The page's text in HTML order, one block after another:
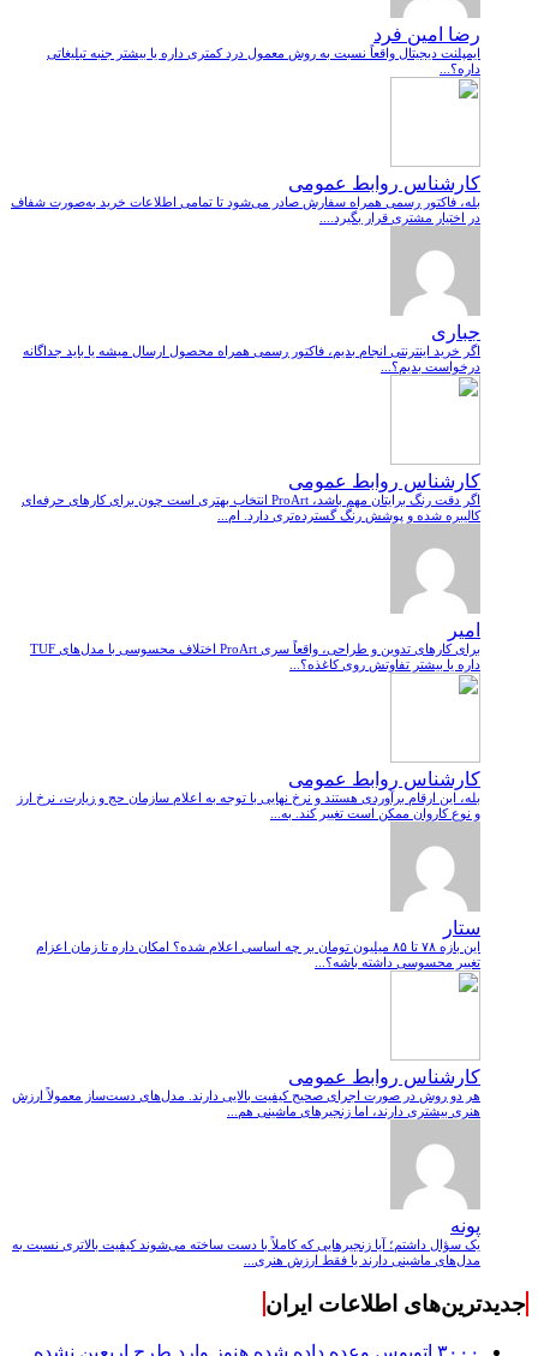
رضا امین فرد
ایمپلنت دیجیتال واقعاً نسبت به روش معمول درد کمتری داره یا بیشتر جنبه تبلیغاتی
داره؟...
کارشناس روابط عمومی
بله، فاکتور رسمی همراه سفارش صادر می‌شود تا تمامی اطلاعات خرید به‌صورت شفاف
در اختیار مشتری قرار بگیرد....
جباری
اگر خرید اینترنتی انجام بدیم، فاکتور رسمی همراه محصول ارسال میشه یا باید جداگانه
درخواست بدیم؟...
کارشناس روابط عمومی
اگر دقت رنگ برایتان مهم باشد، ProArt انتخاب بهتری است چون برای کارهای حرفه‌ای
کالیبره شده و پوشش رنگ گسترده‌تری دارد. ام...
امیر
برای کارهای تدوین و طراحی، واقعاً سری ProArt اختلاف محسوسی با مدل‌های TUF
داره یا بیشتر تفاوتش روی کاغذه؟...
کارشناس روابط عمومی
بله، این ارقام برآوردی هستند و نرخ نهایی با توجه به اعلام سازمان حج و زیارت، نرخ ارز
و نوع کاروان ممکن است تغییر کند. به...
ستار
این بازه ۷۸ تا ۸۵ میلیون تومان بر چه اساسی اعلام شده؟ امکان داره تا زمان اعزام
تغییر محسوسی داشته باشه؟...
کارشناس روابط عمومی
هر دو روش در صورت اجرای صحیح کیفیت بالایی دارند. مدل‌های دست‌ساز معمولاً ارزش
هنری بیشتری دارند، اما زنجیرهای ماشینی هم...
پونه
یک سؤال داشتم؛ آیا زنجیرهایی که کاملاً با دست ساخته می‌شوند کیفیت بالاتری نسبت به
مدل‌های ماشینی دارند یا فقط ارزش هنری...
جدیدترین‌های اطلاعات ایران
۳۰۰۰ اتوبوس وعده داده شده هنوز وارد طرح اربعین نشده